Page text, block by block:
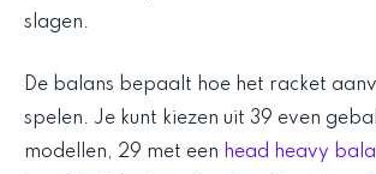
slagen.
De balans bepaalt hoe het racket
spelen. Je kunt kiezen uit 39 even
modellen, 29 met een head heavy